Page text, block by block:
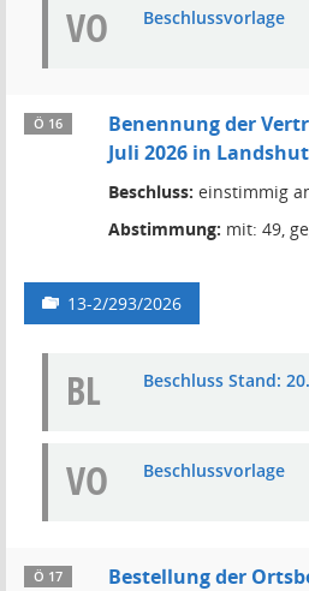
VO Beschlussvorlage
Ö 16
Benennung der
Juli 2026 in Landshut
Beschluss: einstimmig
Abstimmung: mit: 49,
13-2/293/2026
BL Beschluss Stand:
VO Beschlussvorlage
Ö 17 Bestellung der